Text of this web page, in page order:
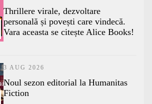
Thrillere virale, dezvoltare
personală și povești care vindecă.
Vara aceasta se citește Alice Books!
3 AUG 2026
​Noul sezon editorial la Humanitas
Fiction